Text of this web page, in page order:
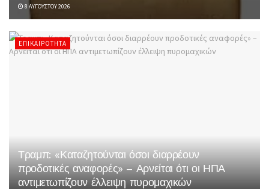
8 ΑΥΓΟΎΣΤΟΥ 2026
ΕΠΙΚΑΙΡΌΤΗΤΑ
Τραμπ: «Καταζητούνται όσοι διαρρέουν
προδοτικές αναφορές» – Αρνείται ότι οι ΗΠΑ
αντιμετωπίζουν έλλειψη πυρομαχικών